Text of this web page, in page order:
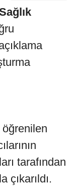
tarafından
çıkarıldı.